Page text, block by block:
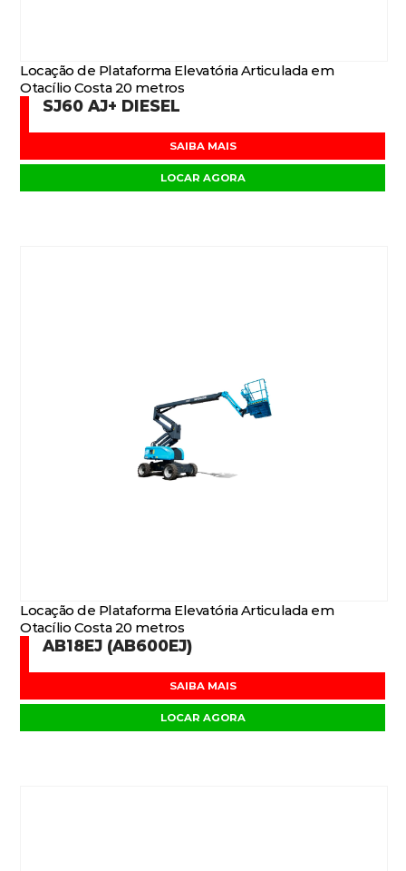
Locação de Plataforma Elevatória Articulada em
Otacílio Costa 20 metros
SJ60 AJ+ DIESEL
SAIBA MAIS
LOCAR AGORA
Locação de Plataforma Elevatória Articulada em
Otacílio Costa 20 metros
AB18EJ (AB600EJ)
SAIBA MAIS
LOCAR AGORA